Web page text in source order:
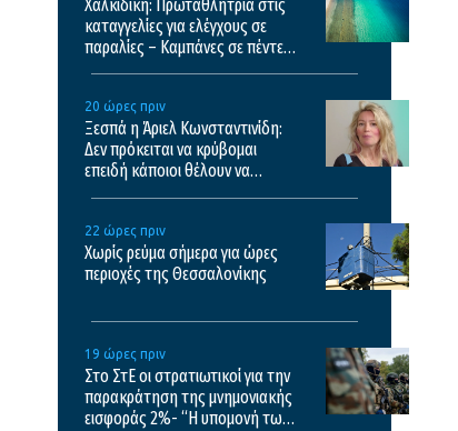
Χαλκιδική: Πρωταθλήτρια στις
καταγγελίες για ελέγχους σε
παραλίες – Καμπάνες σε πέντε
20 ώρες πριν
Ξεσπά η Άριελ Κωνσταντινίδη:
Δεν πρόκειται να κρύβομαι
επειδή κάποιοι θέλουν να
22 ώρες πριν
Χωρίς ρεύμα σήμερα για ώρες
περιοχές της Θεσσαλονίκης
19 ώρες πριν
Στο ΣτΕ οι στρατιωτικοί για την
παρακράτηση της μνημονιακής
εισφοράς 2%- “Η υπομονή των